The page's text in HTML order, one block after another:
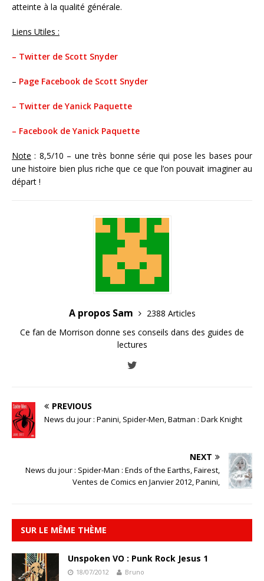
atteinte à la qualité générale.
Liens Utiles :
– Twitter de Scott Snyder
– Page Facebook de Scott Snyder
– Twitter de Yanick Paquette
– Facebook de Yanick Paquette
Note : 8,5/10 – une très bonne série qui pose les bases pour
une histoire bien plus riche que ce que l’on pouvait imaginer au
départ !
A propos Sam
2388 Articles
Ce fan de Morrison donne ses conseils dans des guides de
lectures
PREVIOUS
News du jour : Panini, Spider-Men, Batman : Dark Knight
NEXT
News du jour : Spider-Man : Ends of the Earths, Fairest,
Ventes de Comics en Janvier 2012, Panini,
SUR LE MÊME THÈME
Unspoken VO : Punk Rock Jesus 1
18/07/2012 Bruno